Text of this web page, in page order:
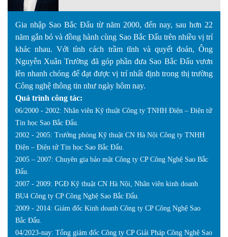
Gia nhập Sao Bắc Đẩu từ năm 2000, đến nay, sau hơn 22
năm gắn bó và đồng hành cùng Sao Bắc Đẩu trên nhiều vị trí
khác nhau. Với tính cách trầm tĩnh và quyết đoán, Ông
Nguyễn Xuân Trường đã góp phần đưa Sao Bắc Đẩu vươn
lên nhanh chóng để đạt được vị trí nhất định trong thị trường
Công nghệ thông tin như ngày hôm nay.
Quá trình công tác:
06/2000 - 2002: Nhân viên Kỹ thuật Công ty TNHH Điện – Điện tử
Tin học Sao Bắc Đẩu.
2002 - 2005: Trưởng phòng Kỹ thuật CN Hà Nội Công ty TNHH
Điện – Điện tử Tin học Sao Bắc Đẩu.
2005 – 2007: Chuyên gia bảo mật Công ty CP Công Nghệ Sao Bắc
Đẩu.
2007 - 2009: PGĐ Kỹ thuật CN Hà Nội, Nhân viên kinh doanh
BU4 Công ty CP Công Nghệ Sao Bắc Đẩu.
2009 - 2014: Giám đốc Kinh doanh Công ty CP Công Nghệ Sao
Bắc Đẩu.
04/2023-nay: Tổng giám đốc Công ty CP Giải Pháp Công Nghệ Sao